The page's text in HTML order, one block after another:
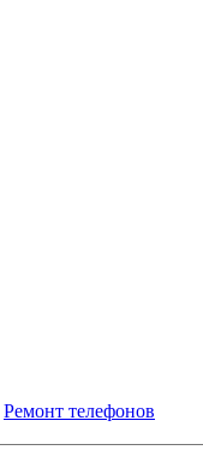
Ремонт телефонов